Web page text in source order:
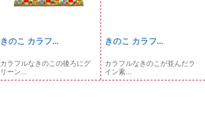
きのこ カラフ...
カラフルなきのこの後ろにグ
リーン...
きのこ カラフ...
カラフルなきのこが並んだラ
イン素...